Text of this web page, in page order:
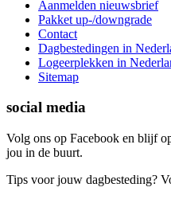
Aanmelden nieuwsbrief
Pakket up-/downgrade
Contact
Dagbestedingen in
Logeerplekken in
Sitemap
social media
Volg ons op Facebook en blijf
jou in de buurt.
Tips voor jouw dagbesteding?